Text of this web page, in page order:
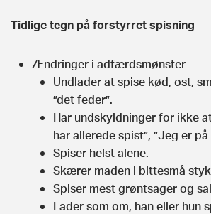
Tidlige tegn på forstyrret spisning
Ændringer i adfærdsmønster
Undlader at spise kød, ost,
”det feder”.
Har undskyldninger for ikke
har allerede spist”, ”Jeg er på
Spiser helst alene.
Skærer maden i bittesmå
Spiser mest grøntsager og
Lader som om, han eller hun